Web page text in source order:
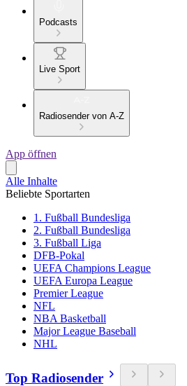
Podcasts
Live Sport
Radiosender von A-Z
App öffnen
Alle Inhalte
Beliebte Sportarten
1. Fußball Bundesliga
2. Fußball Bundesliga
3. Fußball Liga
DFB-Pokal
UEFA Champions League
UEFA Europa League
Premier League
NFL
NBA Basketball
Major League Baseball
NHL
Top Radiosender